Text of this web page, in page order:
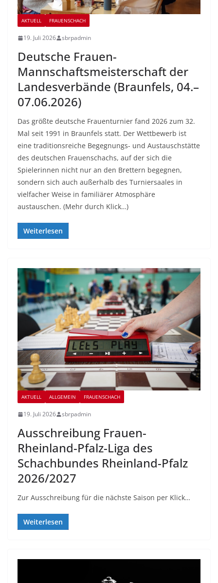
AKTUELL FRAUENSCHACH
19. Juli 2026 sbrpadmin
Deutsche Frauen-
Mannschaftsmeisterschaft der
Landesverbände (Braunfels, 04.–
07.06.2026)
Das größte deutsche Frauenturnier fand 2026 zum 32.
Mal seit 1991 in Braunfels statt. Der Wettbewerb ist
eine traditionsreiche Begegnungs- und Austauschstätte
des deutschen Frauenschachs, auf der sich die
Spielerinnen nicht nur an den Brettern begegnen,
sondern sich auch außerhalb des Turniersaales in
vielfacher Weise in familiärer Atmosphäre
austauschen. (Mehr durch Klick…)
Weiterlesen
AKTUELL ALLGEMEIN FRAUENSCHACH
19. Juli 2026 sbrpadmin
Ausschreibung Frauen-
Rheinland-Pfalz-Liga des
Schachbundes Rheinland-Pfalz
2026/2027
Zur Ausschreibung für die nächste Saison per Klick…
Weiterlesen